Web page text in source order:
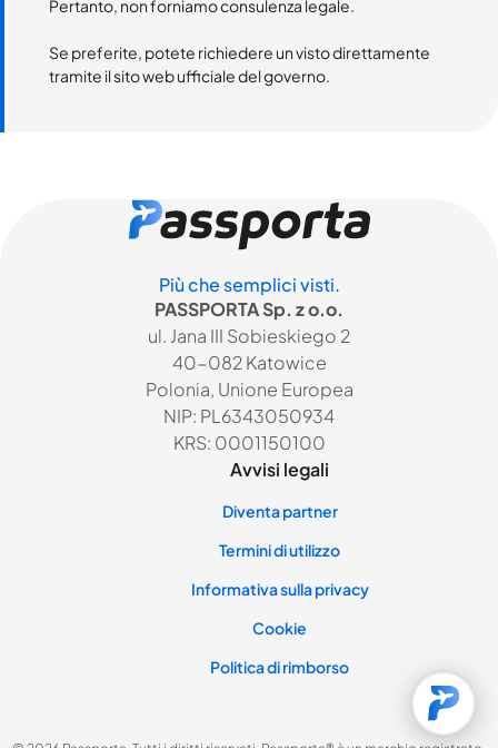
Pertanto, non forniamo consulenza legale.
Se preferite, potete richiedere un visto direttamente
tramite il sito web ufficiale del governo.
Più che semplici visti.
PASSPORTA Sp. z o.o.
ul. Jana III Sobieskiego 2
40-082 Katowice
Polonia, Unione Europea
NIP: PL6343050934
KRS: 0001150100
Avvisi legali
Diventa partner
Termini di utilizzo
Informativa sulla privacy
Cookie
Politica di rimborso